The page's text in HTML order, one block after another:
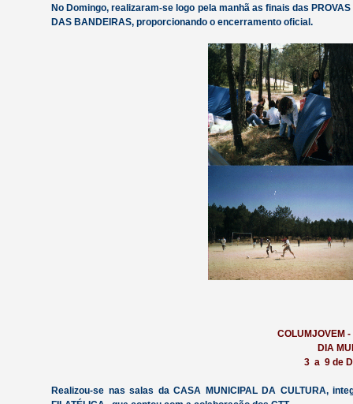
No Domingo, realizaram-se logo pela manhã as finais das
DAS BANDEIRAS, proporcionando o encerramento oficial.
COLUMJOVEM
DIA
3 a 9 de
Realizou-se nas salas da CASA MUNICIPAL DA CULTURA,